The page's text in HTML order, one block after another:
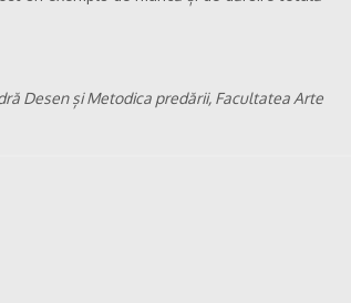
Desen și Metodica predării, Facultatea Arte